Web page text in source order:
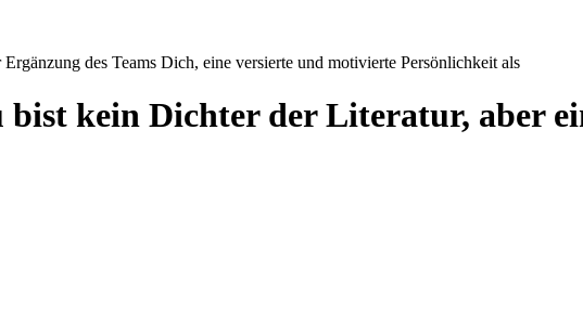
des Teams Dich, eine versierte und motivierte Persönlichkeit als
kein Dichter der Literatur, aber